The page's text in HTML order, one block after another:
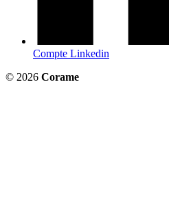
Compte Linkedin
© 2026 Corame